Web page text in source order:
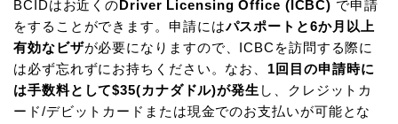
BCIDはお近くのDriver Licensing Office (ICBC) で申請
をすることができます。申請にはパスポートと6か月以上
有効なビザが必要になりますので、ICBCを訪問する際に
は必ず忘れずにお持ちください。なお、 1回目の申請時に
は手数料として$35(カナダドル)が発生 し、クレジットカ
ード/デビットカードまたは現金でのお支払いが可能とな